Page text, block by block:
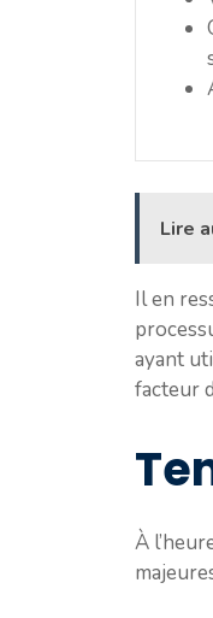
Lire
Il en
ayant
facteur
À